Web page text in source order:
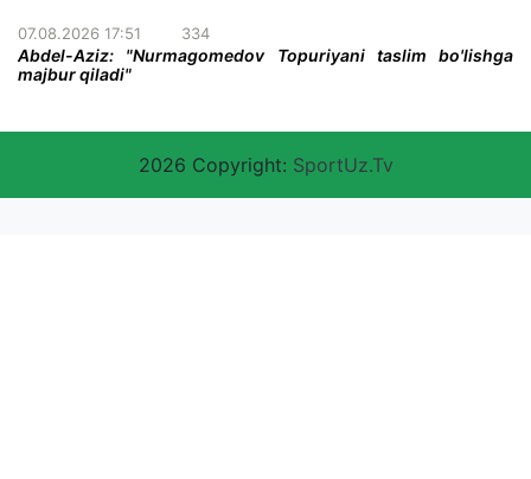
07.08.2026 17:51 334
Abdel-Aziz: "Nurmagomedov Topuriyani taslim bo'lishga
majbur qiladi"
2026 Copyright: SportUz.Tv